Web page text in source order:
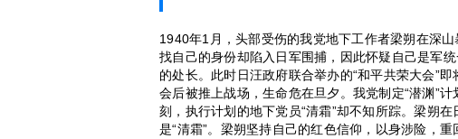
1940年1月，头部受伤的我党地下工作者梁朔在深
找自己的身份却陷入日军围捕，因此怀疑自己是军
的处长。此时日汪政府联合举办的“和平共荣大会”
会后被推上战场，生命危在旦夕。我党制定“潜渊”
刻，执行计划的地下党员“清霜”却不知所踪。梁朔
是“清霜”。梁朔坚持自己的红色信仰，以身涉险，